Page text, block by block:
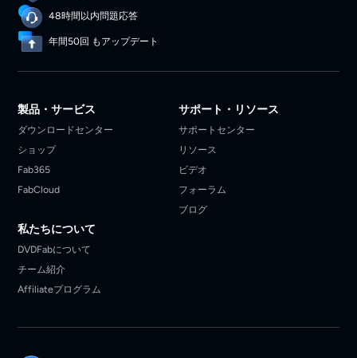
48時間以内問題応答
年間50回 もアップデート
製品・サービス
ダウンロードセンター
ショップ
Fab365
FabCloud
サポート・リソース
サポートセンター
リソース
ビデオ
フォーラム
ブログ
私たちについて
DVDFabについて
チーム紹介
Affiliateプログラム